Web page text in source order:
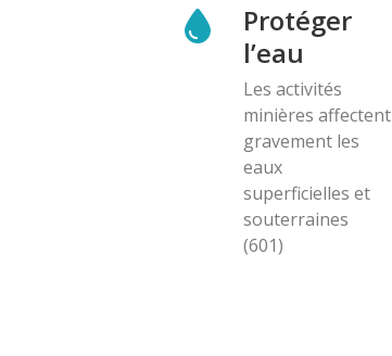
Protéger
l’eau
Les activités
minières affectent
gravement les
eaux
superficielles et
souterraines
(601)